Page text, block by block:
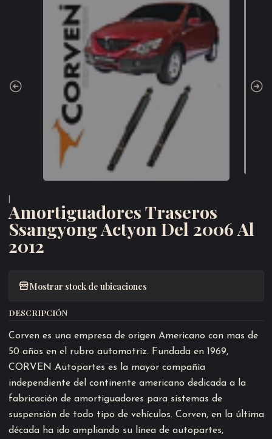
Amortiguadores Traseros
Ssangyong Actyon Del 2006 Al
2012
Mostrar stock de ubicaciones
DESCRIPCIÓN
Corven es una empresa de origen Americano con mas de
50 años en el rubro automotriz. Fundada en 1969,
CORVEN Autopartes es la mayor compañía
independiente del continente americano dedicada a la
fabricación de amortiguadores para sistemas de
suspensión de todo tipo de vehículos. Corven, en la última
década ha ido ampliando su línea de autopartes,